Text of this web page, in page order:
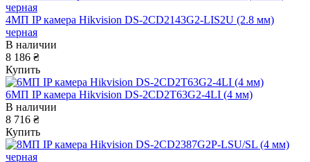
4MП IP камера Hikvision DS-2CD2143G2-LIS2U (2.8 мм)
черная
В наличии
8 186 ₴
Купить
6МП IP камера Hikvision DS-2CD2T63G2-4LI (4 мм)
В наличии
8 716 ₴
Купить